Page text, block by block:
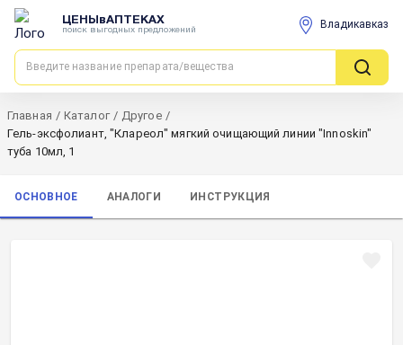
ЦЕНЫвАПТЕКАХ
поиск выгодных предложений Владикавказ
Главная / Каталог / Другое /
Гель-эксфолиант, "Клареол" мягкий очищающий линии "Innoskin"
туба 10мл, 1
ОСНОВНОЕ АНАЛОГИ ИНСТРУКЦИЯ